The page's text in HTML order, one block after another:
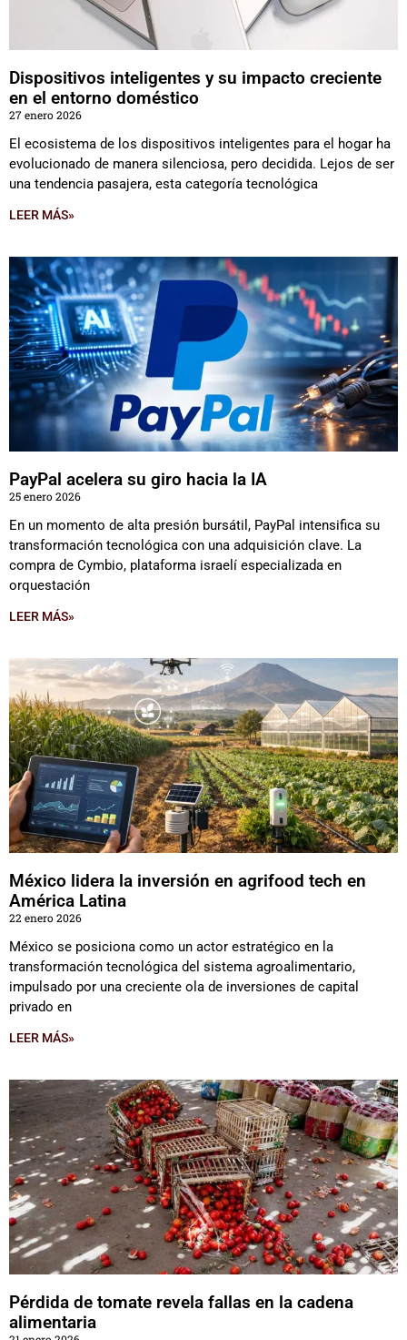
Dispositivos inteligentes y su impacto creciente
en el entorno doméstico
27 enero 2026
El ecosistema de los dispositivos inteligentes para el hogar ha
evolucionado de manera silenciosa, pero decidida. Lejos de ser
una tendencia pasajera, esta categoría tecnológica
LEER MÁS»
PayPal acelera su giro hacia la IA
25 enero 2026
En un momento de alta presión bursátil, PayPal intensifica su
transformación tecnológica con una adquisición clave. La
compra de Cymbio, plataforma israelí especializada en
orquestación
LEER MÁS»
México lidera la inversión en agrifood tech en
América Latina
22 enero 2026
México se posiciona como un actor estratégico en la
transformación tecnológica del sistema agroalimentario,
impulsado por una creciente ola de inversiones de capital
privado en
LEER MÁS»
Pérdida de tomate revela fallas en la cadena
alimentaria